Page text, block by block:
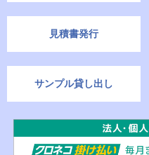
見積書発行
サンプル貸し出し